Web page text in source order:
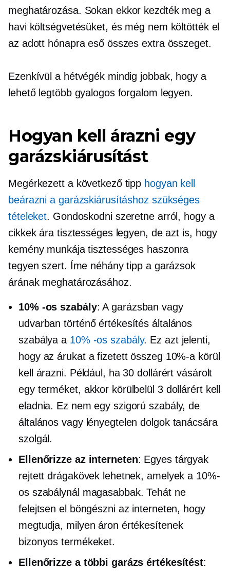
meghatározása. Sokan ekkor kezdték meg a
havi költségvetésüket, és még nem költötték el
az adott hónapra eső összes extra összeget.
Ezenkívül a hétvégék mindig jobbak, hogy a
lehető legtöbb gyalogos forgalom legyen.
Hogyan kell árazni egy
garázskiárusítást
Megérkezett a következő tipp hogyan kell
beárazni a garázskiárusításhoz szükséges
tételeket. Gondoskodni szeretne arról, hogy a
cikkek ára tisztességes legyen, de azt is, hogy
kemény munkája tisztességes haszonra
tegyen szert. Íme néhány tipp a garázsok
árának meghatározásához.
10% -os szabály: A garázsban vagy
udvarban történő értékesítés általános
szabálya a 10% -os szabály. Ez azt jelenti,
hogy az árukat a fizetett összeg 10%-a körül
kell árazni. Például, ha 30 dollárért vásárolt
egy terméket, akkor körülbelül 3 dollárért kell
eladnia. Ez nem egy szigorú szabály, de
általános vagy lényegtelen dolgok tanácsára
szolgál.
Ellenőrizze az interneten: Egyes tárgyak
rejtett drágakövek lehetnek, amelyek a 10%-
os szabálynál magasabbak. Tehát ne
felejtsen el böngészni az interneten, hogy
megtudja, milyen áron értékesítenek
bizonyos termékeket.
Ellenőrizze a többi garázs értékesítést: